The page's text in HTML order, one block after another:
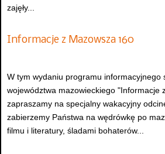
zajęły...
Informacje z Mazowsza 160
W tym wydaniu programu informacyjnego
województwa mazowieckiego "Informacje
zapraszamy na specjalny wakacyjny
zabierzemy Państwa na wędrówkę po
filmu i literatury, śladami bohaterów...